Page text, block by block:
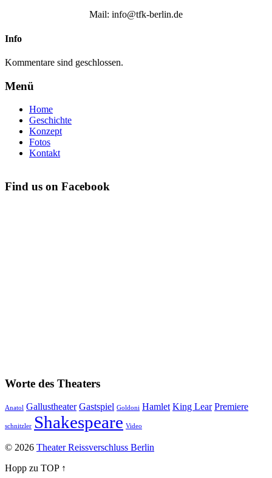
Mail: info@tfk-berlin.de
Info
Kommentare sind geschlossen.
Menü
Home
Geschichte
Konzept
Fotos
Kontakt
Find us on Facebook
Worte des Theaters
Anatol Gallustheater Gastspiel Goldoni Hamlet King Lear Premiere
schnitzler Shakespeare Video
© 2026 Theater Reissverschluss Berlin
Hopp zu TOP ↑